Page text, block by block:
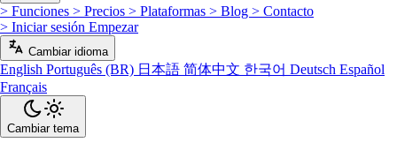
> Funciones > Precios > Plataformas > Blog > Contacto
> Iniciar sesión Empezar
Cambiar idioma
English Português (BR) 日本語 简体中文 한국어 Deutsch Español
Français
Cambiar tema